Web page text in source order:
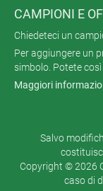
CAMPIONI E
Chiedeteci un
Per aggiungere un
simbolo. Potete
Maggiori
Salvo
Copyright © 2026
caso di